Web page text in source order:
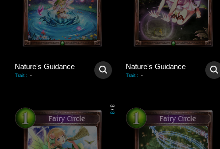
Nature's Guidance
Trait : -
Nature's Guidance
Trait : -
3
/
3